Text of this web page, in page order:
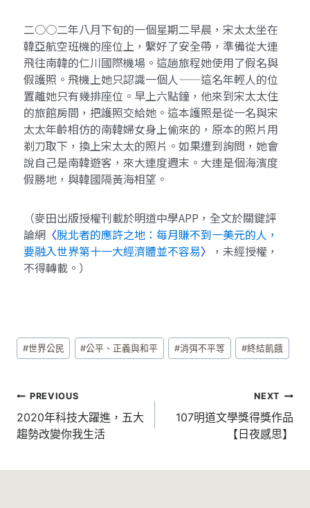
二○○二年八月下旬的一個星期二早晨，宋太太坐在
韓亞航空班機的座位上，繫好了安全帶，準備從大連
飛往南韓的仁川國際機場。這趟旅程她使用了假名與
假護照。飛機上她只認識一個人——這名年輕人的位
置離她只有幾排座位。早上六點鐘，他來到宋太太住
的旅館房間，把護照交給她。這本護照是從一名與宋
太太年齡相仿的南韓婦女身上偷來的，原本的照片用
剃刀取下，換上宋太太的照片。如果遭到詢問，她會
說自己是南韓遊客，來大連度週末。大連是個海濱度
假勝地，與韓國隔黃海相望。
（麥田出版授權刊載於明道中學APP，全文於關鍵評
論網 〈脫北者的應許之地：每月賺不到一美元的人，
要融入世界第十一大經濟體並不容易〉
，未經授權，
不得轉載。）
#世界公民 #公平、正義與和平 #消弭不平等 #終結飢餓
PREVIOUS
2020年科技大躍進，五大
趨勢改變你我生活
NEXT
107明道文學獎得獎作品
【日夜感思】